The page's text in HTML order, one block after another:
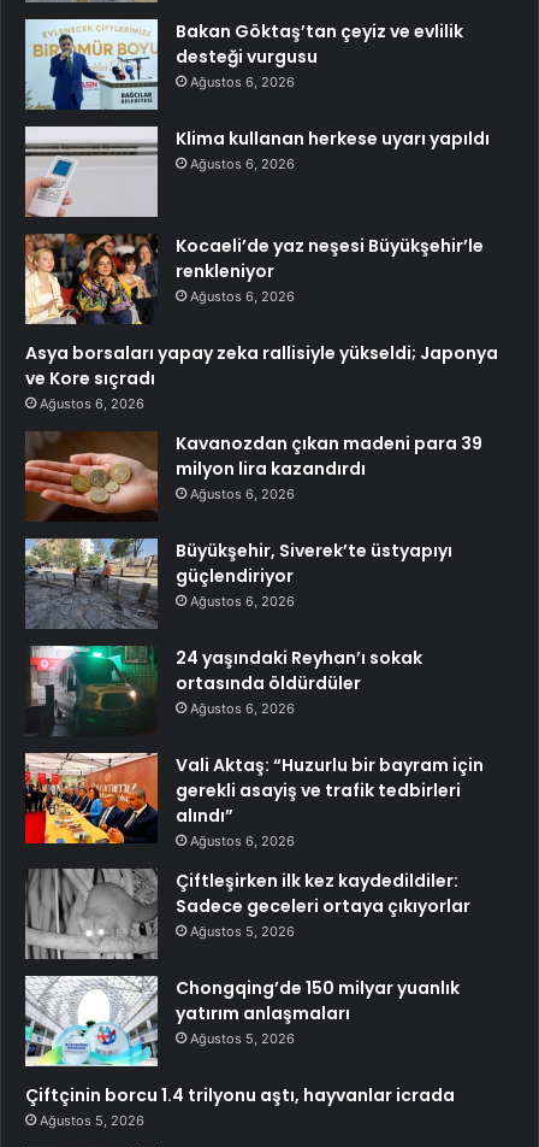
Bakan Göktaş’tan çeyiz ve evlilik
desteği vurgusu
Ağustos 6, 2026
Klima kullanan herkese uyarı yapıldı
Ağustos 6, 2026
Kocaeli’de yaz neşesi Büyükşehir’le
renkleniyor
Ağustos 6, 2026
Asya borsaları yapay zeka rallisiyle yükseldi; Japonya
ve Kore sıçradı
Ağustos 6, 2026
Kavanozdan çıkan madeni para 39
milyon lira kazandırdı
Ağustos 6, 2026
Büyükşehir, Siverek’te üstyapıyı
güçlendiriyor
Ağustos 6, 2026
24 yaşındaki Reyhan’ı sokak
ortasında öldürdüler
Ağustos 6, 2026
Vali Aktaş: “Huzurlu bir bayram için
gerekli asayiş ve trafik tedbirleri
alındı”
Ağustos 6, 2026
Çiftleşirken ilk kez kaydedildiler:
Sadece geceleri ortaya çıkıyorlar
Ağustos 5, 2026
Chongqing’de 150 milyar yuanlık
yatırım anlaşmaları
Ağustos 5, 2026
Çiftçinin borcu 1.4 trilyonu aştı, hayvanlar icrada
Ağustos 5, 2026